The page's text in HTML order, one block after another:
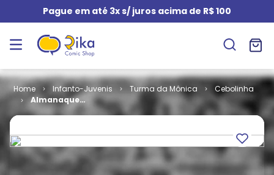
Pague em até 3x s/ juros acima de R$ 100
Infanto-Juvenis Turma da Mônica
Cebolinha
Almanaque
do Cebolinha